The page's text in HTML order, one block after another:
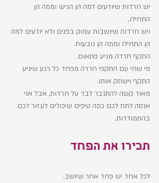
יש חרדות שיודעים למה הן הגיעו וממה הן
התחילו,
ויש חרדות שיושבות עמוק בפנים ולא יודעים למה
הן התחילו וממה הן נובעות.
התקף חרדה מגיע פתאום.
מי שחי עם התקפי חרדה מפחד כל רגע שיגיע
התקף וישתק אותו.
מאוד קשה להתגבר לבד על חרדות, אבל אני
אנסה לתת לכם כמה טיפים שיכולים לעזור לכם
בהתמודדות.
תכירו את הפחד
לכל אחד יש פחד אחר שיושב.